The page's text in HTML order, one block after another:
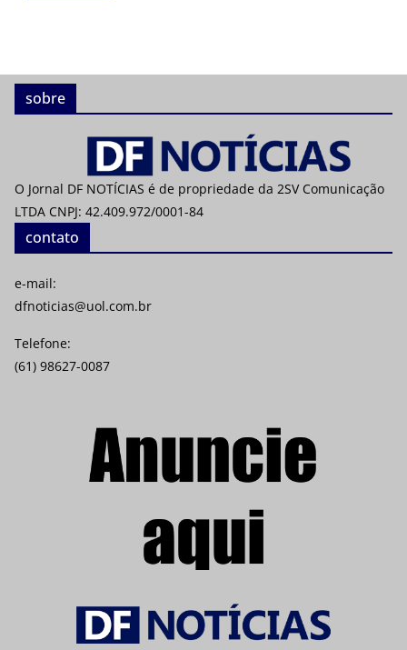
sobre
O Jornal DF NOTÍCIAS é de propriedade da 2SV Comunicação
LTDA CNPJ: 42.409.972/0001-84
contato
e-mail:
dfnoticias@uol.com.br
Telefone:
(61) 98627-0087